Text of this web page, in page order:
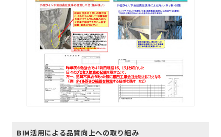
BIM活用による品質向上への取り組み